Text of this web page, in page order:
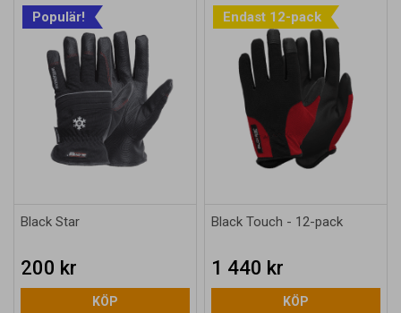
Populär!
Black Star
200 kr
KÖP
Endast 12-pack
Black Touch - 12-pack
1 440 kr
KÖP